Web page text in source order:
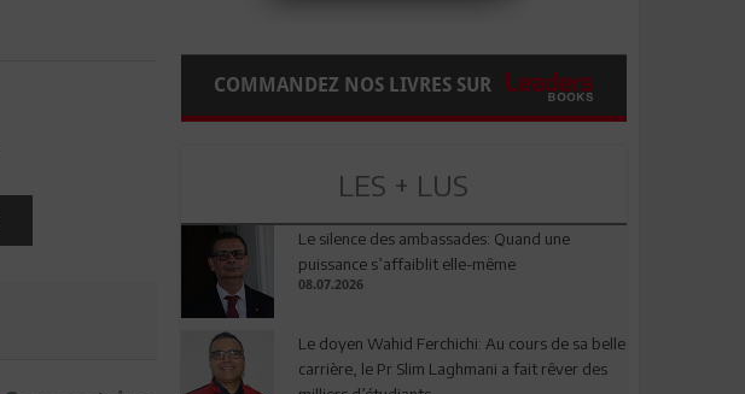
COMMANDEZ NOS LIVRES SUR
LES + LUS
Le silence des ambassades: Quand une
puissance s’affaiblit elle-même
08.07.2026
Le doyen Wahid Ferchichi: Au cours de sa belle
carrière, le Pr Slim Laghmani a fait rêver des